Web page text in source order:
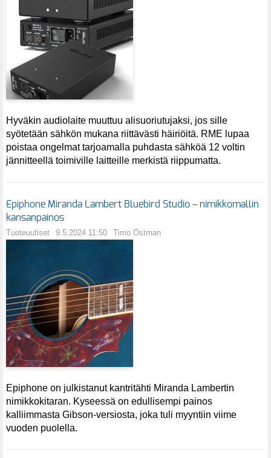
Hyväkin audiolaite muuttuu alisuoriutujaksi, jos sille
syötetään sähkön mukana riittävästi häiriöitä. RME lupaa
poistaa ongelmat tarjoamalla puhdasta sähköä 12 voltin
jännitteellä toimiville laitteille merkistä riippumatta.
Epiphone Miranda Lambert Bluebird Studio – nimikkomallin
kansanpainos
Tuoteuutiset 9.5.2024 11:50 Timo Östman
Epiphone on julkistanut kantritähti Miranda Lambertin
nimikkokitaran. Kyseessä on edullisempi painos
kalliimmasta Gibson-versiosta, joka tuli myyntiin viime
vuoden puolella.